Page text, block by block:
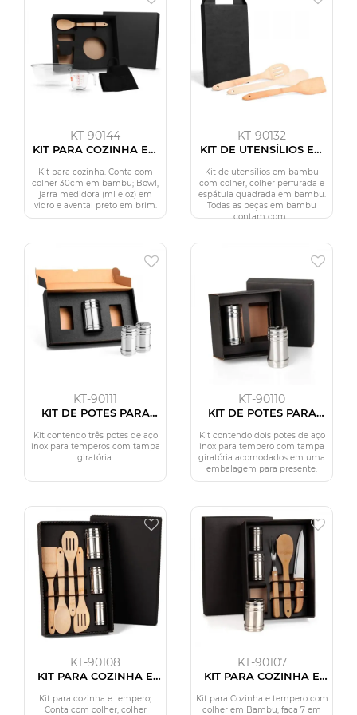
KT-90144
KIT PARA COZINHA EM
VIDRO / BAMBU - 4 PÇS
Kit para cozinha. Conta com
colher 30cm em bambu; Bowl,
jarra medidora (ml e oz) em
vidro e avental preto em brim.
KT-90132
KIT DE UTENSÍLIOS EM
Kit de utensílios em bambu
com colher, colher perfurada e
espátula quadrada em bambu.
Todas as peças em bambu
contam com...
KT-90111
KIT DE POTES PARA
Kit contendo três potes de aço
inox para temperos com tampa
giratória.
KT-90110
KIT DE POTES PARA
Kit contendo dois potes de aço
inox para tempero com tampa
giratória acomodados em uma
embalagem para presente.
KT-90108
KIT PARA COZINHA E
Kit para cozinha e tempero;
Conta com colher, colher
KT-90107
KIT PARA COZINHA E
Kit para Cozinha e tempero com
colher em Bambu; faca 7 em